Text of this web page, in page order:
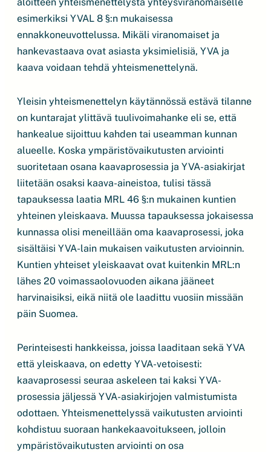
esimerkiksi YVAL 8 §:n mukaisessa
ennakkoneuvottelussa. Mikäli viranomaiset ja
hankevastaava ovat asiasta yksimielisiä, YVA ja
kaava voidaan tehdä yhteismenettelynä.
Yleisin yhteismenettelyn käytännössä estävä tilanne
on kuntarajat ylittävä tuulivoimahanke eli se, että
hankealue sijoittuu kahden tai useamman kunnan
alueelle. Koska ympäristövaikutusten arviointi
suoritetaan osana kaavaprosessia ja YVA-asiakirjat
liitetään osaksi kaava-aineistoa, tulisi tässä
tapauksessa laatia MRL 46 §:n mukainen kuntien
yhteinen yleiskaava. Muussa tapauksessa jokaisessa
kunnassa olisi meneillään oma kaavaprosessi, joka
sisältäisi YVA-lain mukaisen vaikutusten arvioinnin.
Kuntien yhteiset yleiskaavat ovat kuitenkin MRL:n
lähes 20 voimassaolovuoden aikana jääneet
harvinaisiksi, eikä niitä ole laadittu vuosiin missään
päin Suomea.
Perinteisesti hankkeissa, joissa laaditaan sekä YVA
että yleiskaava, on edetty YVA-vetoisesti:
kaavaprosessi seuraa askeleen tai kaksi YVA-
prosessia jäljessä YVA-asiakirjojen valmistumista
odottaen. Yhteismenettelyssä vaikutusten arviointi
kohdistuu suoraan hankekaavoitukseen, jolloin
ympäristövaikutusten arviointi on osa